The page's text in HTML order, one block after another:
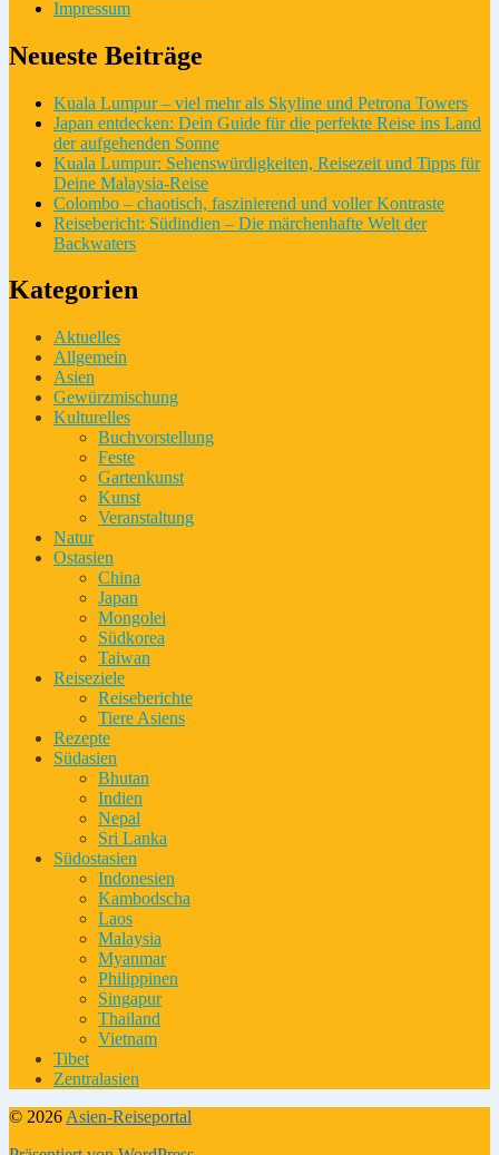
Südostasien”
Impressum
Neueste Beiträge
Kuala Lumpur – viel mehr als Skyline und Petrona Towers
Japan entdecken: Dein Guide für die perfekte Reise ins Land
der aufgehenden Sonne
Kuala Lumpur: Sehenswürdigkeiten, Reisezeit und Tipps für
Deine Malaysia-Reise
Colombo – chaotisch, faszinierend und voller Kontraste
Reisebericht: Südindien – Die märchenhafte Welt der
Backwaters
Kategorien
Aktuelles
Allgemein
Asien
Gewürzmischung
Kulturelles
Buchvorstellung
Feste
Gartenkunst
Kunst
Veranstaltung
Natur
Ostasien
China
Japan
Mongolei
Südkorea
Taiwan
Reiseziele
Reiseberichte
Tiere Asiens
Rezepte
Südasien
Bhutan
Indien
Nepal
Sri Lanka
Südostasien
Indonesien
Kambodscha
Laos
Malaysia
Myanmar
Philippinen
Singapur
Thailand
Vietnam
Tibet
Zentralasien
© 2026 Asien-Reiseportal